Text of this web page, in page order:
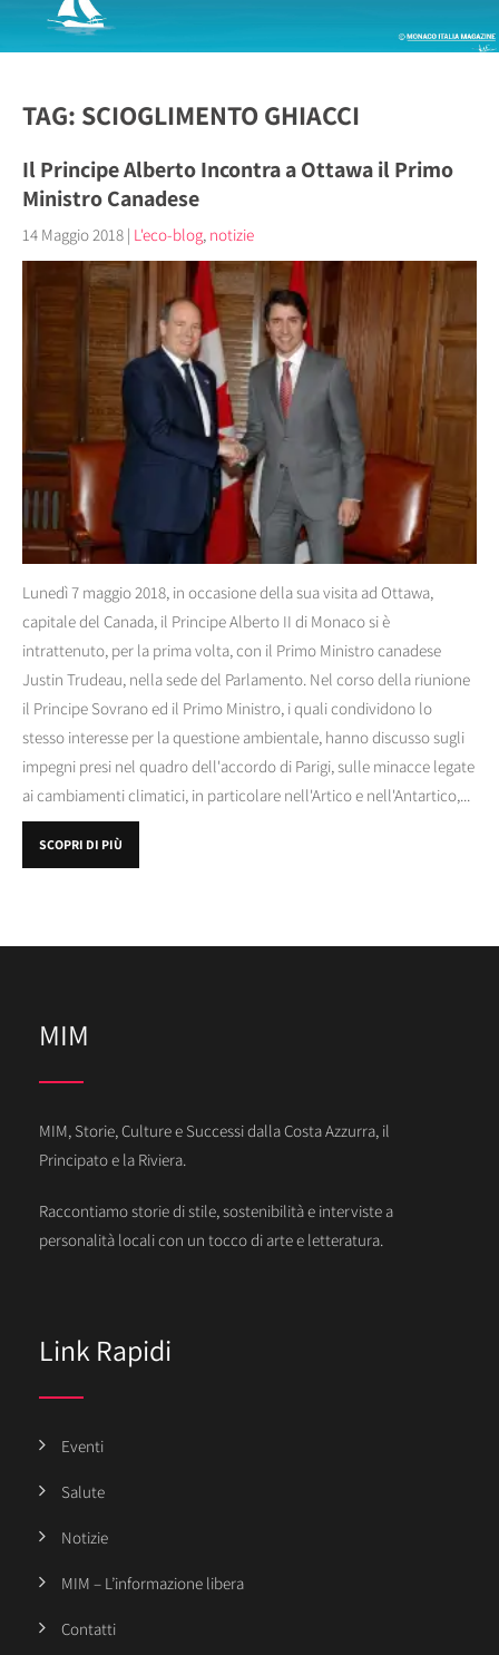
TAG: SCIOGLIMENTO GHIACCI
Il Principe Alberto Incontra a Ottawa il Primo
Ministro Canadese
14 Maggio 2018 | L'eco-blog, notizie
Lunedì 7 maggio 2018, in occasione della sua visita ad Ottawa,
capitale del Canada, il Principe Alberto II di Monaco si è
intrattenuto, per la prima volta, con il Primo Ministro canadese
Justin Trudeau, nella sede del Parlamento. Nel corso della riunione
il Principe Sovrano ed il Primo Ministro, i quali condividono lo
stesso interesse per la questione ambientale, hanno discusso sugli
impegni presi nel quadro dell'accordo di Parigi, sulle minacce legate
ai cambiamenti climatici, in particolare nell'Artico e nell'Antartico,...
SCOPRI DI PIÙ
MIM
MIM, Storie, Culture e Successi dalla Costa Azzurra, il
Principato e la Riviera.
Raccontiamo storie di stile, sostenibilità e interviste a
personalità locali con un tocco di arte e letteratura.
Link Rapidi
Eventi
Salute
Notizie
MIM – L’informazione libera
Contatti